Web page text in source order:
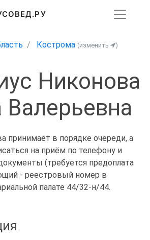
Кострома (изменить )
Никонова
Валерьевна
принимает в порядке очереди, а
на приём по телефону и
(требуется предоплата
- реестровый номер в
палате 44/32-н/44.